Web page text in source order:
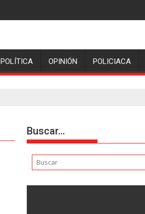
POLÍTICA OPINIÓN POLICIACA
Buscar…